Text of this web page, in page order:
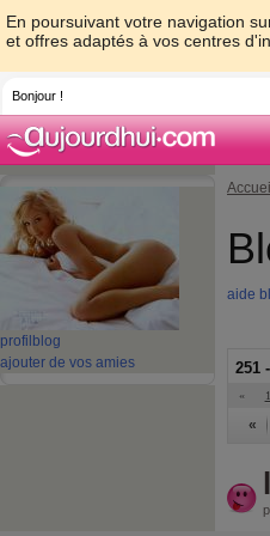
En poursuivant votre navigation
et offres adaptés à vos centres
Bonjour !
profil blog
ajouter de vos amies
Accueil
aide
251
«
«